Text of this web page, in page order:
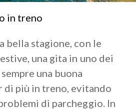
in treno
bella stagione, con le
una gita in uno dei
una buona
di più in treno, evitando
di parcheggio. In